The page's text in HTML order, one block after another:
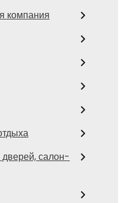
компания
салон-